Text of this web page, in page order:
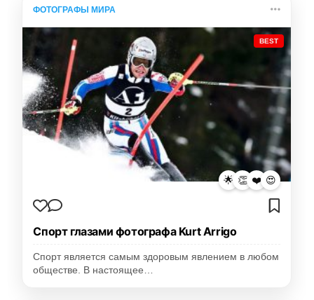
ФОТОГРАФЫ МИРА
BEST
🌟 👏 ❤️ 😍
Спорт глазами фотографа Kurt Arrigo
Спорт является самым здоровым явлением в любом
обществе. В настоящее…